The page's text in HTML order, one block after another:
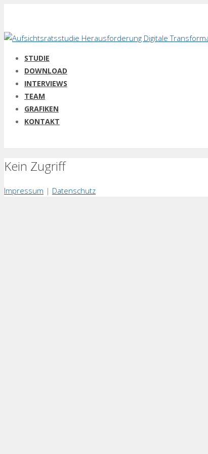
STUDIE
DOWNLOAD
INTERVIEWS
TEAM
GRAFIKEN
KONTAKT
Kein Zugriff
Impressum | Datenschutz